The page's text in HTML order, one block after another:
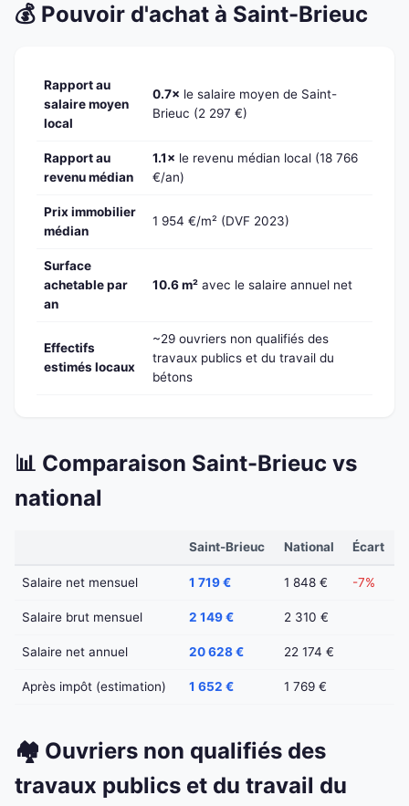
💰 Pouvoir d'achat à Saint-Brieuc
Rapport au
salaire moyen
local
0.7× le salaire moyen de Saint-
Brieuc (2 297 €)
Rapport au
revenu médian
1.1× le revenu médian local (18 766
€/an)
Prix immobilier
médian
1 954 €/m² (DVF 2023)
Surface
achetable par
an
10.6 m² avec le salaire annuel net
Effectifs
estimés locaux
~29 ouvriers non qualifiés des
travaux publics et du travail du
bétons
📊 Comparaison Saint-Brieuc vs
national
Saint-Brieuc National Écart
Salaire net mensuel 1 719 € 1 848 € -7%
Salaire brut mensuel 2 149 € 2 310 €
Salaire net annuel 20 628 € 22 174 €
Après impôt (estimation) 1 652 € 1 769 €
🏘️ Ouvriers non qualifiés des
travaux publics et du travail du